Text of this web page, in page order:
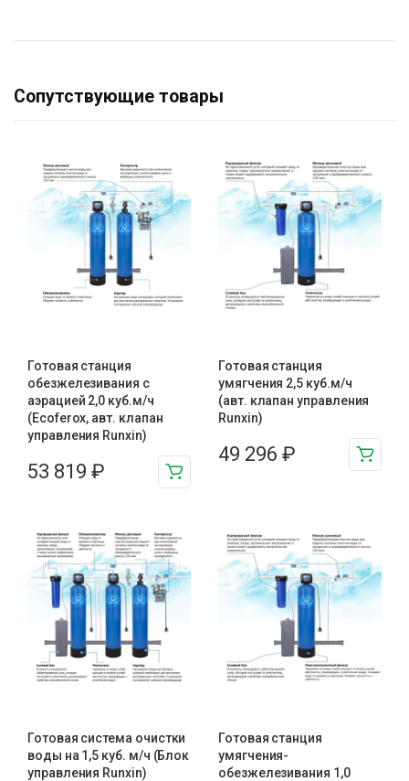
Сопутствующие товары
Готовая станция
обезжелезивания c
аэрацией 2,0 куб.м/ч
(Ecoferox, авт. клапан
управления Runxin)
53 819 ₽
Готовая станция
умягчения 2,5 куб.м/ч
(авт. клапан управления
Runxin)
49 296 ₽
Готовая система очистки
воды на 1,5 куб. м/ч (Блок
управления Runxin)
Готовая станция
умягчения-
обезжелезивания 1,0